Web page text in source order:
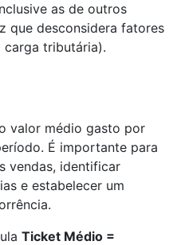
as de outros
que desconsidera fatores
tributária).
valor médio gasto por
É importante para
vendas, identificar
e estabelecer um
Ticket Médio =